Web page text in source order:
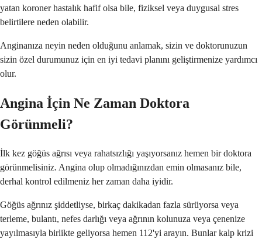
yatan koroner hastalık hafif olsa bile, fiziksel veya duygusal stres
belirtilere neden olabilir.
Anginanıza neyin neden olduğunu anlamak, sizin ve doktorunuzun
sizin özel durumunuz için en iyi tedavi planını geliştirmenize yardımcı
olur.
Angina İçin Ne Zaman Doktora
Görünmeli?
İlk kez göğüs ağrısı veya rahatsızlığı yaşıyorsanız hemen bir doktora
görünmelisiniz. Angina olup olmadığınızdan emin olmasanız bile,
derhal kontrol edilmeniz her zaman daha iyidir.
Göğüs ağrınız şiddetliyse, birkaç dakikadan fazla sürüyorsa veya
terleme, bulantı, nefes darlığı veya ağrının kolunuza veya çenenize
yayılmasıyla birlikte geliyorsa hemen 112'yi arayın. Bunlar kalp krizi